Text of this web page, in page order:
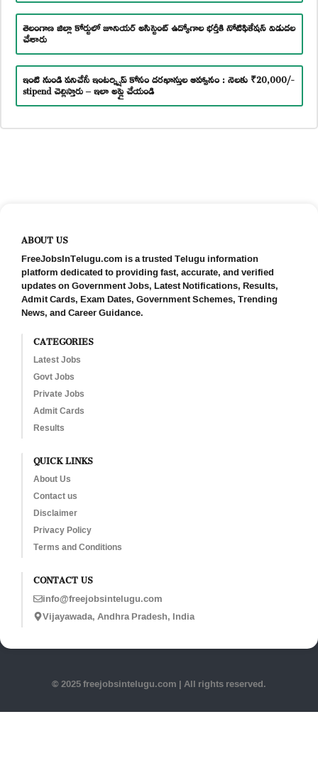
తెలంగాణ జిల్లా కోర్టులో జూనియర్ అసిస్టెంట్ ఉద్యోగాల భర్తీకి నోటిఫికేషన్ విడుదల
చేశారు
ఇంటి నుండి పనిచేసే ఇంటర్న్షిప్ కోసం దరఖాస్తుల ఆహ్వానం : నెలకు ₹20,000/-
stipend చెల్లిస్తారు – ఇలా అప్లై చేయండి
ABOUT US
FreeJobsInTelugu.com is a trusted Telugu information
platform dedicated to providing fast, accurate, and verified
updates on Government Jobs, Latest Notifications, Results,
Admit Cards, Exam Dates, Government Schemes, Trending
News, and Career Guidance.
CATEGORIES
Latest Jobs
Govt Jobs
Private Jobs
Admit Cards
Results
QUICK LINKS
About Us
Contact us
Disclaimer
Privacy Policy
Terms and Conditions
CONTACT US
info@freejobsintelugu.com
Vijayawada, Andhra Pradesh, India
© 2025 freejobsintelugu.com | All rights reserved.